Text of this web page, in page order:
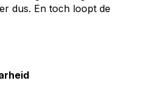
dus. En toch loopt de